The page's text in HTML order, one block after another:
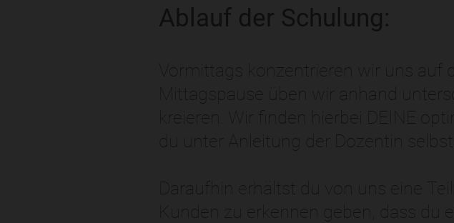
Ablauf der Schulung:
Vormittags konzentrieren wir uns auf
Mittagspause üben wir anhand
kreieren. Wir finden hierbei DEINE
du unter Anleitung der Dozentin
Daraufhin erhältst du von uns eine
Kunden zu erkennen geben, dass du